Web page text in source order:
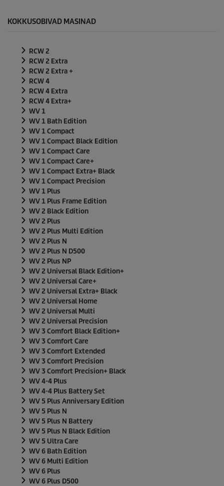
KOKKUSOBIVAD MASINAD
RCW 2
RCW 2 Extra
RCW 2 Extra +
RCW 4
RCW 4 Extra
RCW 4 Extra+
WV 1
WV 1 Bath Edition
WV 1 Compact
WV 1 Compact Black Edition
WV 1 Compact Care
WV 1 Compact Care+
WV 1 Compact Extra+ Black
WV 1 Compact Precision
WV 1 Plus
WV 1 Plus Frame Edition
WV 2 Black Edition
WV 2 Plus
WV 2 Plus Multi Edition
WV 2 Plus N
WV 2 Plus N D500
WV 2 Plus NP
WV 2 Universal Black Edition+
WV 2 Universal Care+
WV 2 Universal Extra+ Black
WV 2 Universal Home
WV 2 Universal Multi
WV 2 Universal Precision
WV 3 Comfort Black Edition+
WV 3 Comfort Care
WV 3 Comfort Extended
WV 3 Comfort Precision
WV 3 Comfort Precision+ Black
WV 4-4 Plus
WV 4-4 Plus Battery Set
WV 5 Plus Anniversary Edition
WV 5 Plus N
WV 5 Plus N Battery
WV 5 Plus N Black Edition
WV 5 Ultra Care
WV 6 Bath Edition
WV 6 Multi Edition
WV 6 Plus
WV 6 Plus D500